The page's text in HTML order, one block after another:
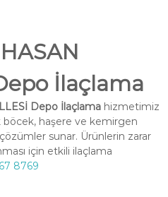
İlaçlama
Depo İlaçlamahizmetimiz
böcek, haşere ve kemirgen
sunar. Ürünlerin zarar
için etkili ilaçlama
8769